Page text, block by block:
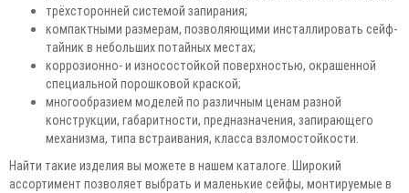
трёхсторонней системой запирания;
компактными размерам, позволяющими инсталлировать сейф-
тайник в небольших потайных местах;
коррозионно- и износостойкой поверхностью, окрашенной
специальной порошковой краской;
многообразием моделей по различным ценам разной
конструкции, габаритности, предназначения, запирающего
механизма, типа встраивания, класса взломостойкости.
Найти такие изделия вы можете в нашем каталоге. Широкий
ассортимент позволяет выбрать и маленькие сейфы, монтируемые в